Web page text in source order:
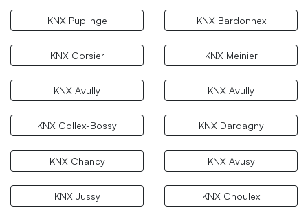
KNX Puplinge KNX Bardonnex
KNX Corsier KNX Meinier
KNX Avully KNX Avully
KNX Collex-Bossy KNX Dardagny
KNX Chancy KNX Avusy
KNX Jussy KNX Choulex